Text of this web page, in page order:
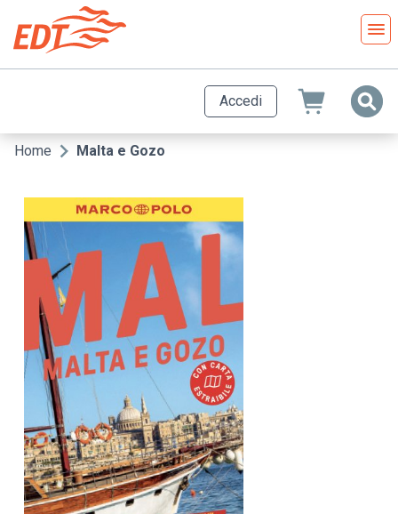
contenuto
principale
Accedi
Briciole
Home Malta e Gozo